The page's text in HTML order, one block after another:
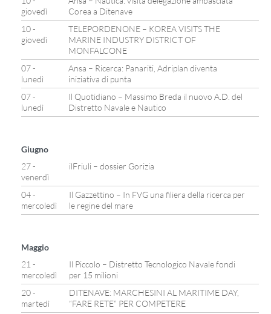
giovedì
Corea a Ditenave
10 -
giovedì
TELEPORDENONE – KOREA VISITS THE
MARINE INDUSTRY DISTRICT OF
MONFALCONE
07 -
lunedì
Ansa – Ricerca: Panariti, Adriplan diventa
iniziativa di punta
07 -
lunedì
Il Quotidiano – Massimo Breda il nuovo A.D. del
Distretto Navale e Nautico
Giugno
27 -
venerdì
ilFriuli – dossier Gorizia
04 -
mercoledì
Il Gazzettino – In FVG una filiera della ricerca per
le regine del mare
Maggio
21 -
mercoledì
Il Piccolo – Distretto Tecnologico Navale fondi
per 15 milioni
20 -
martedì
DITENAVE: MARCHESINI AL MARITIME DAY,
“FARE RETE” PER COMPETERE